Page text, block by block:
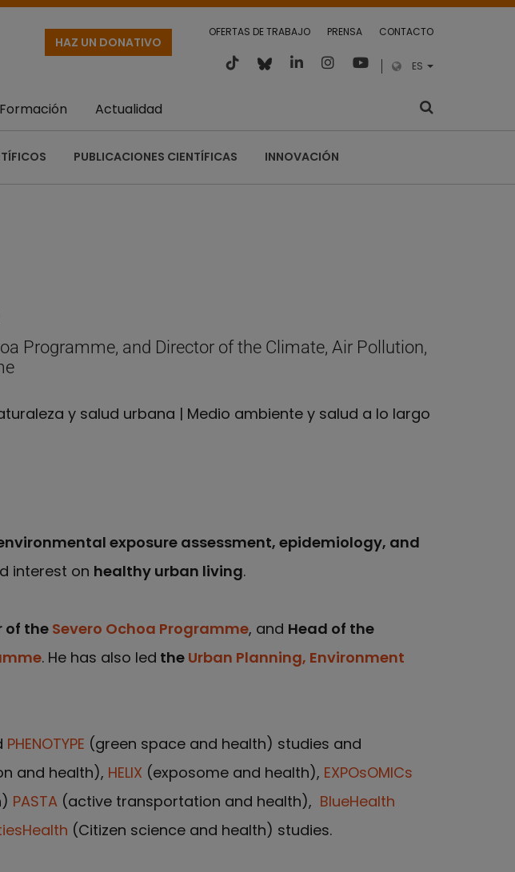
OFERTAS DE TRABAJO PRENSA CONTACTO
ES
HAZ UN DONATIVO
PUBLICACIONES CIENTÍFICAS INNOVACIÓN
Formación Actualidad
Programme, and Director of the Climate, Air Pollution,
y salud urbana | Medio ambiente y salud a lo largo
exposure assessment, epidemiology, and
interest on healthy urban living.
of the Severo Ochoa Programme, and Head of the
. He has also led the Urban Planning, Environment
PHENOTYPE (green space and health) studies and
and health), HELIX (exposome and health), EXPOsOMICs
PASTA(active transportation and health), BlueHealth
(Citizen science and health) studies.